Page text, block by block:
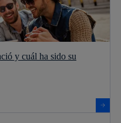
y cuál ha sido su